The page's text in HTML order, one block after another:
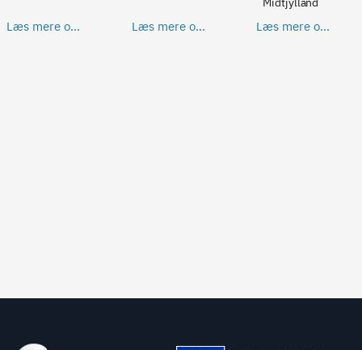
de ikke ser, om de
Læs mere om
reality (VR), spil,
Læs mere om
transformation af
Læs mere om